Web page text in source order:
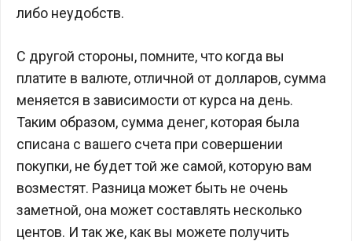
либо неудобств.
С другой стороны, помните, что когда вы
платите в валюте, отличной от долларов, сумма
меняется в зависимости от курса на день.
Таким образом, сумма денег, которая была
списана с вашего счета при совершении
покупки, не будет той же самой, которую вам
возместят. Разница может быть не очень
заметной, она может составлять несколько
центов. И так же, как вы можете получить